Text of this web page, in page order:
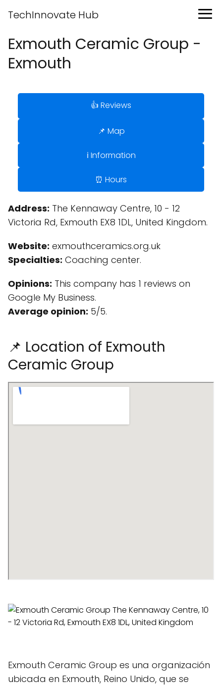
TechInnovate Hub
Exmouth Ceramic Group -
Exmouth
👍 Reviews
📌 Map
ℹ️ Information
⏰ Hours
Address: The Kennaway Centre, 10 - 12
Victoria Rd, Exmouth EX8 1DL, United Kingdom.
Website: exmouthceramics.org.uk
Specialties: Coaching center.
Opinions: This company has 1 reviews on
Google My Business.
Average opinion: 5/5.
📌 Location of Exmouth
Ceramic Group
Exmouth Ceramic Group es una organización
ubicada en Exmouth, Reino Unido, que se